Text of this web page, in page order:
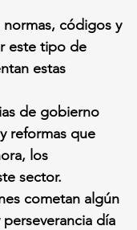
Político
normas, códigos y
este tipo de
estas
reformas que
los
sector.
cometan algún
día